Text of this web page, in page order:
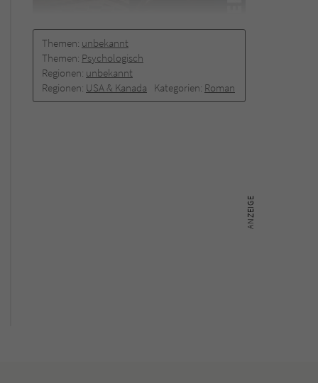
Themen: unbekannt
Themen: Psychologisch
Regionen: unbekannt
Regionen: USA & Kanada Kategorien: Roman